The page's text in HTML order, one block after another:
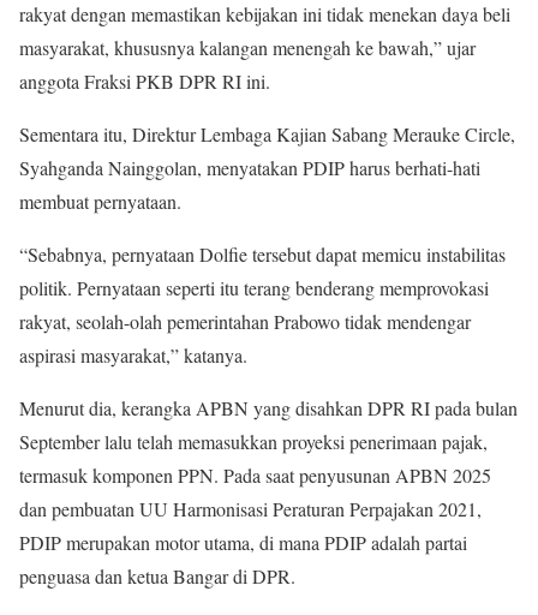
rakyat dengan memastikan kebijakan ini tidak menekan daya beli
masyarakat, khususnya kalangan menengah ke bawah,” ujar
anggota Fraksi PKB DPR RI ini.
Sementara itu, Direktur Lembaga Kajian Sabang Merauke Circle,
Syahganda Nainggolan, menyatakan PDIP harus berhati-hati
membuat pernyataan.
“Sebabnya, pernyataan Dolfie tersebut dapat memicu instabilitas
politik. Pernyataan seperti itu terang benderang memprovokasi
rakyat, seolah-olah pemerintahan Prabowo tidak mendengar
aspirasi masyarakat,” katanya.
Menurut dia, kerangka APBN yang disahkan DPR RI pada bulan
September lalu telah memasukkan proyeksi penerimaan pajak,
termasuk komponen PPN. Pada saat penyusunan APBN 2025
dan pembuatan UU Harmonisasi Peraturan Perpajakan 2021,
PDIP merupakan motor utama, di mana PDIP adalah partai
penguasa dan ketua Bangar di DPR.